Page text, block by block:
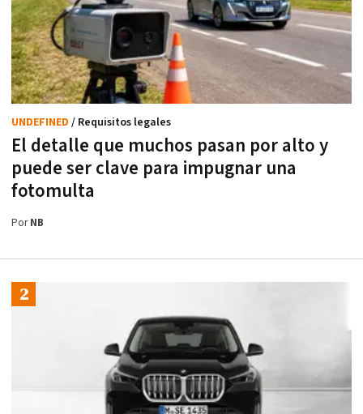
El detalle que muchos pasan por alto y
puede ser clave para impugnar una
fotomulta
UNDEFINED / Requisitos legales
PorNB